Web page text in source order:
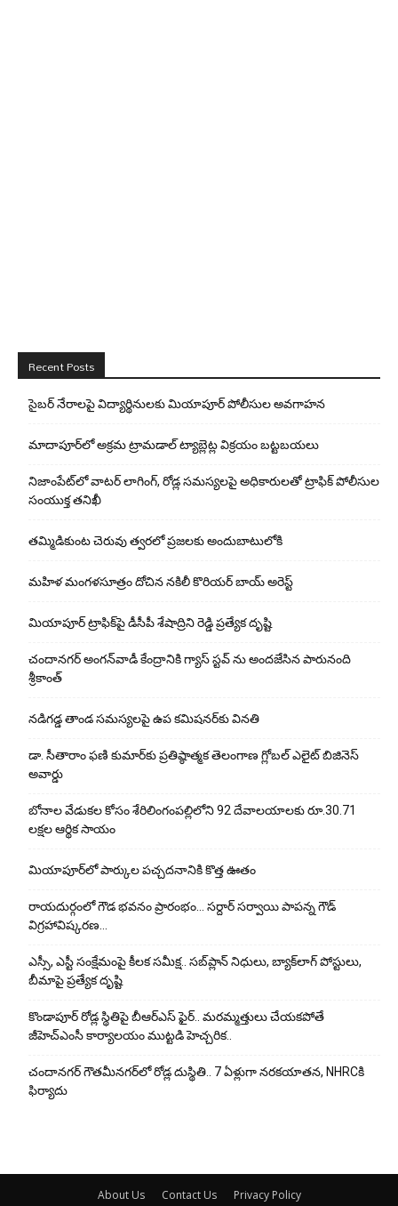
Recent Posts
సైబర్ నేరాలపై విద్యార్థినులకు మియాపూర్ పోలీసుల అవగాహన
మాదాపూర్‌లో అక్రమ ట్రామడాల్ ట్యాబ్లెట్ల విక్రయం బట్టబయలు
నిజాంపేట్‌లో వాటర్ లాగింగ్, రోడ్ల సమస్యలపై అధికారులతో ట్రాఫిక్ పోలీసుల
సంయుక్త తనిఖీ
తమ్మిడికుంట చెరువు త్వరలో ప్రజలకు అందుబాటులోకి
మహిళ మంగళసూత్రం దోచిన నకిలీ కొరియర్ బాయ్ అరెస్ట్
మియాపూర్ ట్రాఫిక్‌పై డీసీపీ శేషాద్రిని రెడ్డి ప్రత్యేక దృష్టి
చందానగర్ అంగన్‌వాడీ కేంద్రానికి గ్యాస్ స్టవ్ ను అందజేసిన పారునంది
శ్రీకాంత్
నడిగడ్డ తాండ సమస్యలపై ఉప కమిషనర్‌కు వినతి
డా. సీతారాం ఫణి కుమార్‌కు ప్రతిష్ఠాత్మక తెలంగాణ గ్లోబల్ ఎలైట్ బిజినెస్
అవార్డు
బోనాల వేడుకల కోసం శేరిలింగంపల్లిలోని 92 దేవాలయాలకు రూ.30.71
లక్షల ఆర్థిక సాయం
మియాపూర్‌లో పార్కుల పచ్చదనానికి కొత్త ఊతం
రాయదుర్గంలో గౌడ భవనం ప్రారంభం… సర్దార్ సర్వాయి పాపన్న గౌడ్
విగ్రహావిష్కరణ…
ఎస్సీ, ఎస్టీ సంక్షేమంపై కీలక సమీక్ష.. సబ్‌ప్లాన్ నిధులు, బ్యాక్‌లాగ్ పోస్టులు,
బీమాపై ప్రత్యేక దృష్టి
కొండాపూర్ రోడ్ల స్థితిపై బీఆర్ఎస్ ఫైర్.. మరమ్మత్తులు చేయ‌క‌పోతే
జీహెచ్‌ఎంసీ కార్యాలయం ముట్టడి హెచ్చరిక..
చందానగర్ గౌతమీనగర్‌లో రోడ్ల దుస్థితి.. 7 ఏళ్లుగా నరకయాతన, NHRCకి
ఫిర్యాదు
About Us Contact Us Privacy Policy